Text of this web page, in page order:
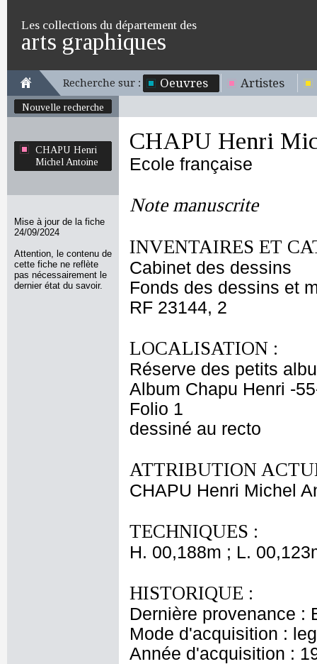
Les collections du département des
arts graphiques
Recherche sur : Oeuvres Artistes
Nouvelle recherche
CHAPU Henri
Michel Antoine
Mise à jour de la fiche
24/09/2024
Attention, le contenu de
cette fiche ne reflète
pas nécessairement le
dernier état du savoir.
CHAPU Henri
Ecole française
Note manuscrite
INVENTAIRES ET
Cabinet des dessins
Fonds des dessins et
RF 23144, 2
LOCALISATION :
Réserve des petits
Album Chapu Henri -
Folio 1
dessiné au recto
ATTRIBUTION
CHAPU Henri Michel
TECHNIQUES :
H. 00,188m ; L.
HISTORIQUE :
Dernière provenance :
Mode d'acquisition :
Année d'acquisition :